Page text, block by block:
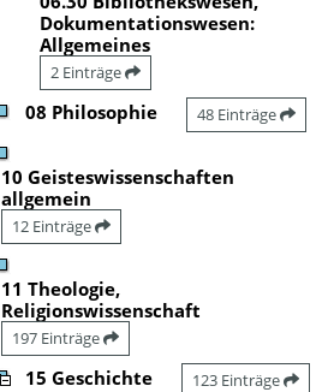
Dokumentationswesen:
Allgemeines
2 Einträge
08 Philosophie 48 Einträge
10 Geisteswissenschaften
allgemein
12 Einträge
11 Theologie,
Religionswissenschaft
197 Einträge
15 Geschichte 123 Einträge